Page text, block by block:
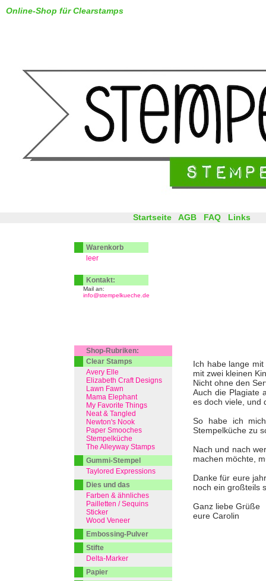
Online-Shop für Clearstamps
Ich habe lange
mit zwei kleinen
Nicht ohne den
Auch die Plagiate
es doch viele, und
So habe ich
Stempelküche zu
Nach und nach
machen möchte,
Danke für eure
noch ein großteils
Ganz liebe Grüße
eure Carolin
Startseite AGB FAQ Links
Warenkorb
leer
Kontakt:
Mail an:
info@stempelkueche.de
Shop-Rubriken:
Clear Stamps
Avery Elle
Elizabeth Craft Designs
Lawn Fawn
Mama Elephant
My Favorite Things
Neat & Tangled
Newton's Nook
Paper Smooches
Stempelküche
The Alleyway Stamps
Gummi-Stempel
Taylored Expressions
Dies und das
Farben & ähnliches
Pailletten / Sequins
Sticker
Wood Veneer
Embossing-Pulver
Stifte
Delta-Marker
Papier